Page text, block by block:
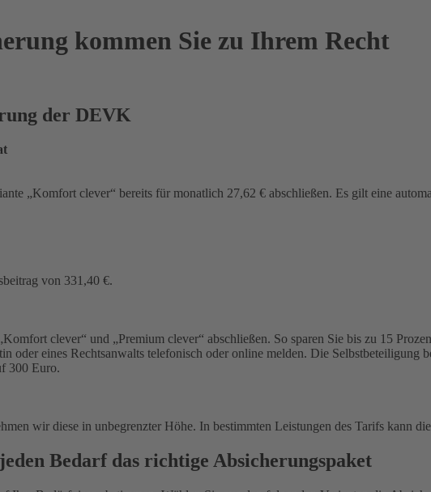
kommen Sie zu Ihrem Recht
der DEVK
„Komfort clever“ bereits für monatlich 27,62 € abschließen. Es gilt eine
von 331,40 €.
clever“ und „Premium clever“ abschließen. So sparen Sie bis zu 15
oder eines Rechtsanwalts telefonisch oder online melden. Die Selbstbeteiligung
300 Euro.
wir diese in unbegrenzter Höhe. In bestimmten Leistungen des Tarifs kann
Bedarf das richtige Absicherungspaket